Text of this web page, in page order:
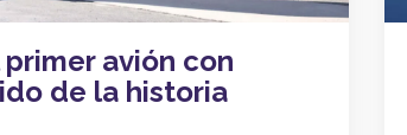
avión con
de la historia